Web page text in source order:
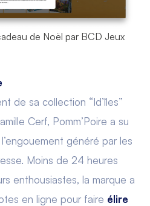
de Noël par BCD Jeux
de sa collection “Id’îles”
Cerf, Pomm’Poire a su
généré par les
Moins de 24 heures
enthousiastes, la marque a
en ligne pour faire élire